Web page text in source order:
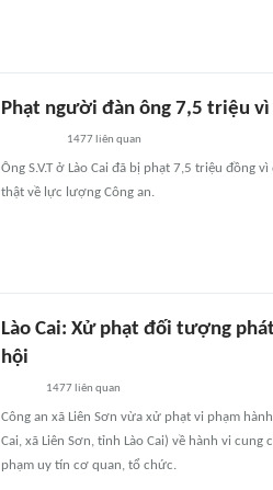
Phạt người đàn ông 7,5 triệu
1477 liên quan
Ông S.V.T ở Lào Cai đã bị phạt 7,5 triệu đồng
thật về lực lượng Công an.
Lào Cai: Xử phạt đối tượng
hội
1477 liên quan
Công an xã Liên Sơn vừa xử phạt vi phạm
Cai, xã Liên Sơn, tỉnh Lào Cai) về hành vi
phạm uy tín cơ quan, tổ chức.